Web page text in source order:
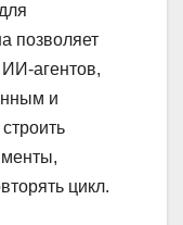
позволяет
агентов,
и
цикл.